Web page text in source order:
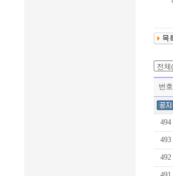
번호
494
493
492